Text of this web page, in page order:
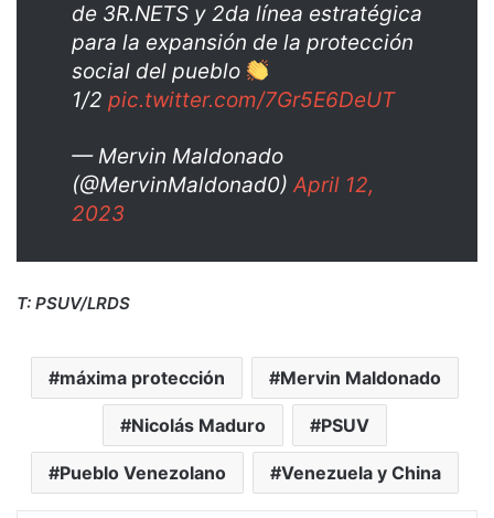
de 3R.NETS y 2da línea estratégica
para la expansión de la protección
social del pueblo
1/2 pic.twitter.com/7Gr5E6DeUT
— Mervin Maldonado
(@MervinMaldonad0)April 12,
2023
T: PSUV/LRDS
máxima protección Mervin Maldonado
Nicolás Maduro PSUV
Pueblo Venezolano Venezuela y China